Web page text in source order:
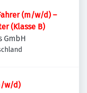
(m/w/d) –
(Klasse B)
GmbH
w/d)